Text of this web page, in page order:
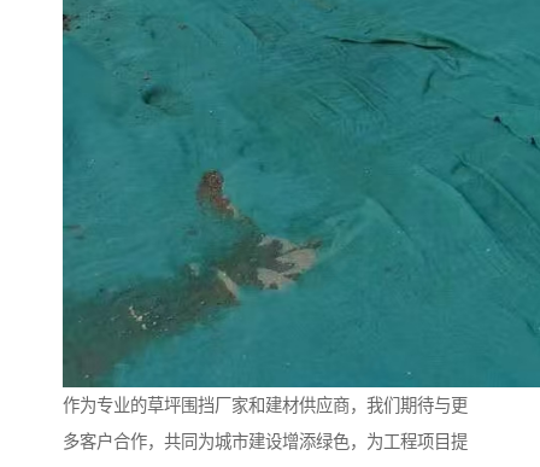
作为专业的草坪围挡厂家和建材供应商，我们期待与更
多客户合作，共同为城市建设增添绿色，为工程项目提